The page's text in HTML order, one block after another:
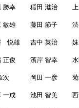
勝幸 稲田 滋治
敏雄 藤田 節子
悦雄 吉中 英治
正俊 濱岸 智幸
次 岡田 一彦
一成 池田 智美